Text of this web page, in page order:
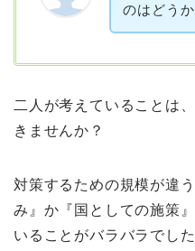
のはどうか
二人が考えていることは
きませんか？
対策するための規模が違
み』か『国としての施策
いることがバラバラでし